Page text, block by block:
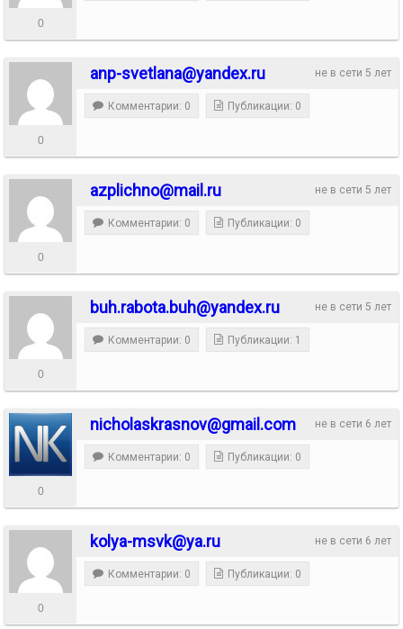
0
не в сети 5 лет
anp-svetlana@yandex.ru
0
Комментарии: 0 Публикации: 0
не в сети 5 лет
azplichno@mail.ru
0
Комментарии: 0 Публикации: 0
не в сети 5 лет
buh.rabota.buh@yandex.ru
0
Комментарии: 0 Публикации: 1
не в сети 6 лет
nicholaskrasnov@gmail.com
0
Комментарии: 0 Публикации: 0
не в сети 6 лет
kolya-msvk@ya.ru
0
Комментарии: 0 Публикации: 0